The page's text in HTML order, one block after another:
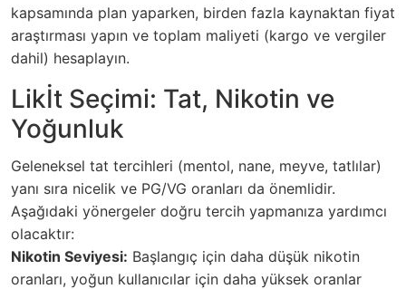
kapsamında plan yaparken, birden fazla kaynaktan fiyat
araştırması yapın ve toplam maliyeti (kargo ve vergiler
dahil) hesaplayın.
Likİt Seçimi: Tat, Nikotin ve
Yoğunluk
Geleneksel tat tercihleri (mentol, nane, meyve, tatlılar)
yanı sıra nicelik ve PG/VG oranları da önemlidir.
Aşağıdaki yönergeler doğru tercih yapmanıza yardımcı
olacaktır:
Nikotin Seviyesi: Başlangıç için daha düşük nikotin
oranları, yoğun kullanıcılar için daha yüksek oranlar